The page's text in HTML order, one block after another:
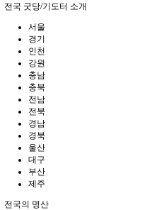
전국 굿당/기도터 소개
서울
경기
인천
강원
충남
충북
전남
전북
경남
경북
울산
대구
부산
제주
전국의 명산